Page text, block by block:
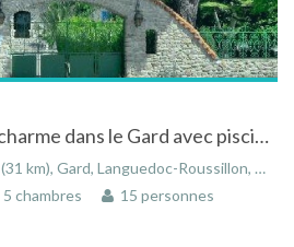
Chambre d’hôtes de charme dans le Gard avec piscine exceptionnel dans un parc de 2 hectares
Languedoc-Roussillon, Occitanie, France
5 chambres 15 personnes